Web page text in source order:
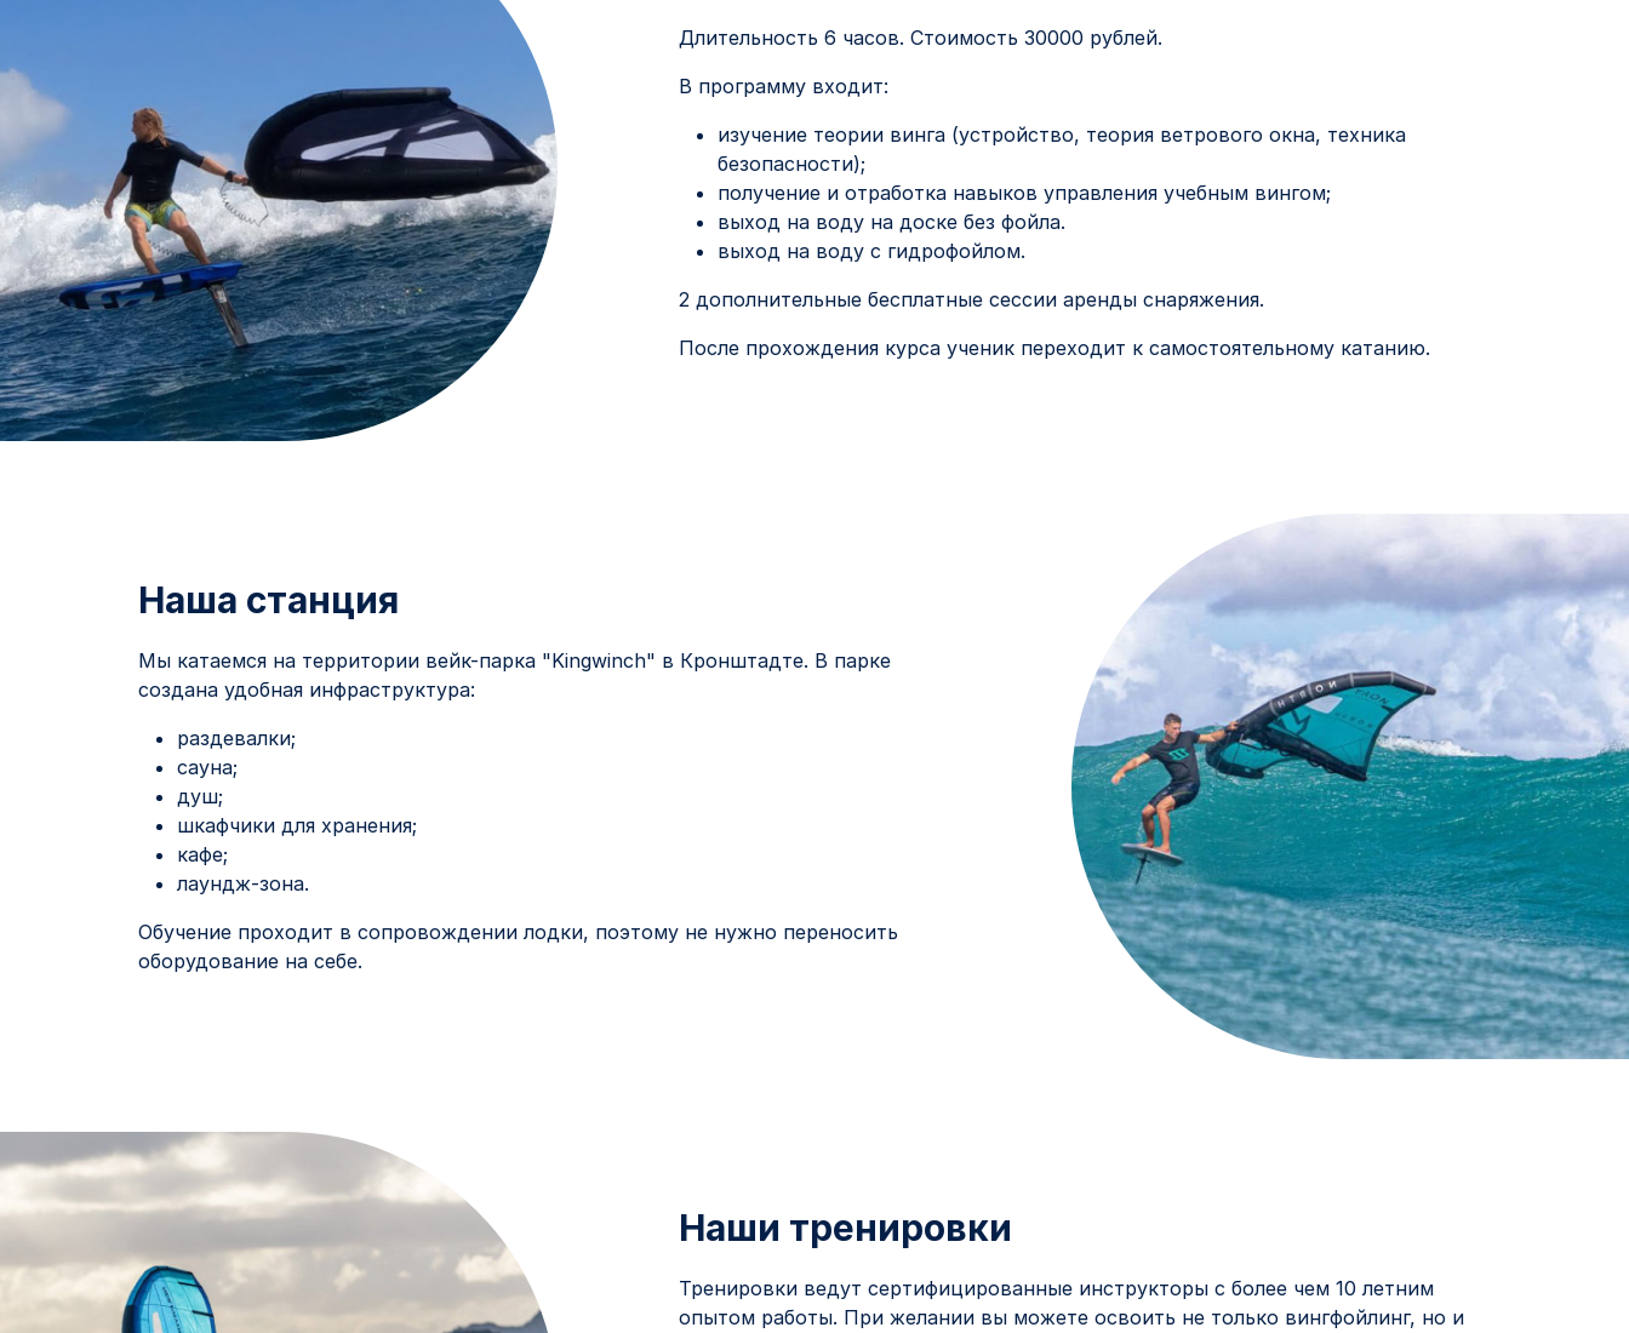
Длительность 6 часов. Стоимость 30000 рублей.
В программу входит:
изучение теории винга (устройство, теория ветрового окна, техника
безопасности);
получение и отработка навыков управления учебным вингом;
выход на воду на доске без фойла.
выход на воду с гидрофойлом.
2 дополнительные бесплатные сессии аренды снаряжения.
После прохождения курса ученик переходит к самостоятельному катанию.
Наша станция
Мы катаемся на территории вейк-парка "Kingwinch" в Кронштадте. В парке
создана удобная инфраструктура:
раздевалки;
сауна;
душ;
шкафчики для хранения;
кафе;
лаундж-зона.
Обучение проходит в сопровождении лодки, поэтому не нужно переносить
оборудование на себе.
Наши тренировки
Тренировки ведут сертифицированные инструкторы с более чем 10 летним
опытом работы. При желании вы можете освоить не только вингфойлинг, но и